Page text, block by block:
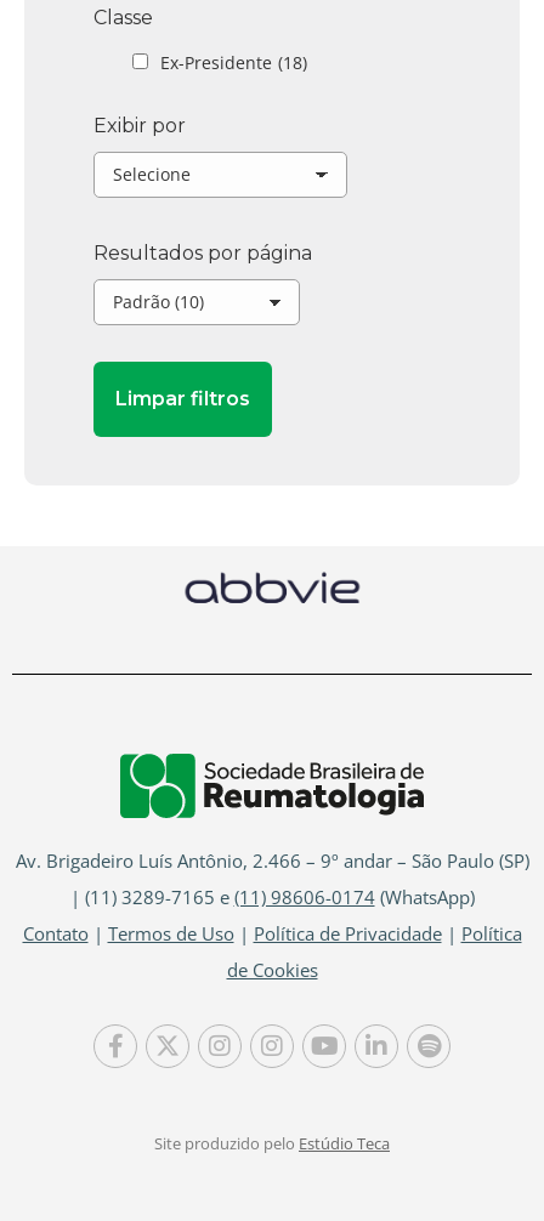
Classe
Ex-Presidente (18)
Exibir por
Resultados por página
Av. Brigadeiro Luís Antônio, 2.466 – 9º andar – São Paulo (SP)
| (11) 3289-7165 e (11) 98606-0174(WhatsApp)
Contato| Termos de Uso| Política de Privacidade| Política
de Cookies
Site produzido pelo Estúdio Teca